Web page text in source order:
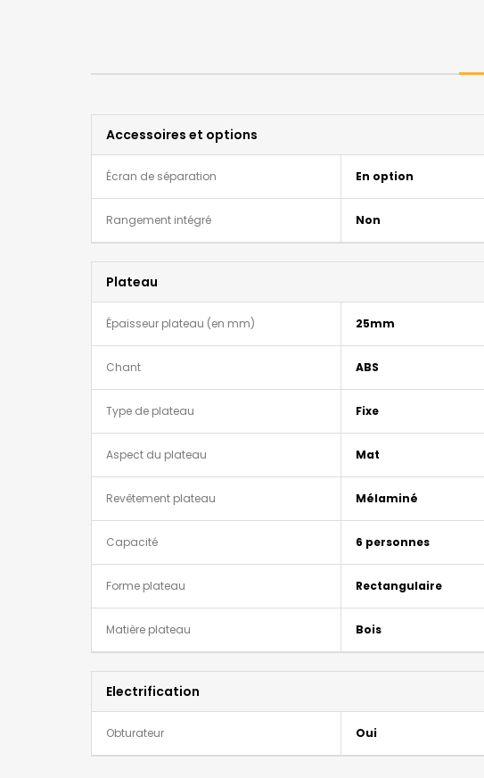
Accessoires et options
Écran de séparation En option
Rangement intégré Non
Plateau
Épaisseur plateau (en mm) 25mm
Chant ABS
Type de plateau Fixe
Aspect du plateau Mat
Revêtement plateau Mélaminé
Capacité 6 personnes
Forme plateau Rectangulaire
Matière plateau Bois
Electrification
Obturateur Oui